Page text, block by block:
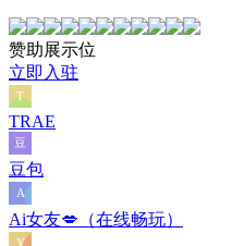
赞助展示位
立即入驻
TRAE
豆包
Ai女友💋（在线畅玩）